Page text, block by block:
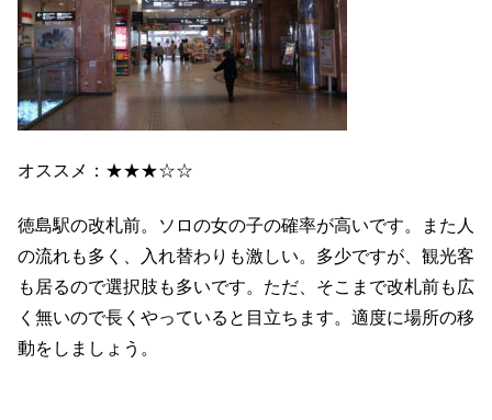
オススメ：★★★☆☆
徳島駅の改札前。ソロの女の子の確率が高いです。また人
の流れも多く、入れ替わりも激しい。多少ですが、観光客
も居るので選択肢も多いです。ただ、そこまで改札前も広
く無いので長くやっていると目立ちます。適度に場所の移
動をしましょう。